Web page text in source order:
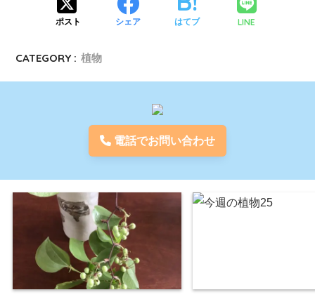
ポスト シェア はてブ LINE
CATEGORY : 植物
電話でお問い合わせ